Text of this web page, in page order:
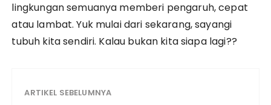
lingkungan semuanya memberi pengaruh, cepat
atau lambat. Yuk mulai dari sekarang, sayangi
tubuh kita sendiri. Kalau bukan kita siapa lagi??
ARTIKEL SEBELUMNYA